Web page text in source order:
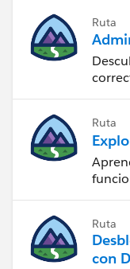
Ruta
Ruta
Ruta
con